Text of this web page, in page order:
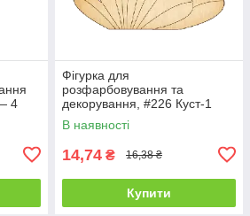
4
Фігурка для
розфарбовування та
декорування, #226 Куст-1
В наявності
14,74 ₴ 16,38 ₴
Купити